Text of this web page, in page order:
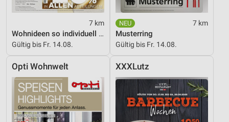
7 km
Wohnideen so individuell wie du!
Gültig bis Fr. 14.08.
7 km
Musterring
Gültig bis Fr. 14.08.
Opti Wohnwelt XXXLutz